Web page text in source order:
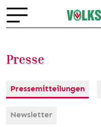
Presse
Pressemitteilungen
Newsletter